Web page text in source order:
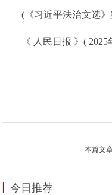
(《习近平法治文选》
《 人民日报 》( 2025
本篇文
今日推荐